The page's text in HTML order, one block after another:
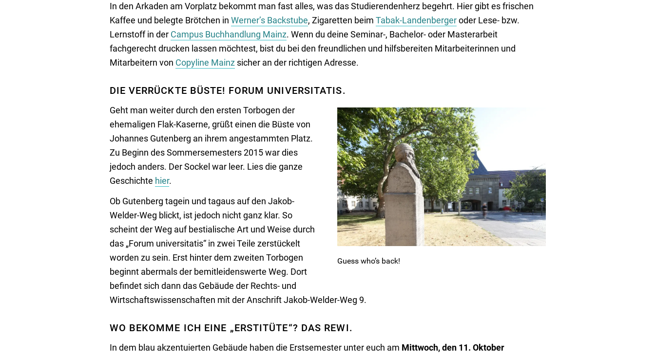
In den Arkaden am Vorplatz bekommt man fast alles, was das Studierendenherz begehrt. Hier gibt es frischen
Kaffee und belegte Brötchen in Werner’s Backstube, Zigaretten beim Tabak-Landenbergeroder Lese- bzw.
Lernstoff in der Campus Buchhandlung Mainz. Wenn du deine Seminar-, Bachelor- oder Masterarbeit
fachgerecht drucken lassen möchtest, bist du bei den freundlichen und hilfsbereiten Mitarbeiterinnen und
Mitarbeitern von Copyline Mainzsicher an der richtigen Adresse.
DIE VERRÜCKTE BÜSTE! FORUM UNIVERSITATIS.
Guess who’s back!
Geht man weiter durch den ersten Torbogen der
ehemaligen Flak-Kaserne, grüßt einen die Büste von
Johannes Gutenberg an ihrem angestammten Platz.
Zu Beginn des Sommersemesters 2015 war dies
jedoch anders. Der Sockel war leer. Lies die ganze
Geschichte hier.
Ob Gutenberg tagein und tagaus auf den Jakob-
Welder-Weg blickt, ist jedoch nicht ganz klar. So
scheint der Weg auf bestialische Art und Weise durch
das „Forum universitatis“ in zwei Teile zerstückelt
worden zu sein. Erst hinter dem zweiten Torbogen
beginnt abermals der bemitleidenswerte Weg. Dort
befindet sich dann das Gebäude der Rechts- und
Wirtschaftswissenschaften mit der Anschrift Jakob-Welder-Weg 9.
WO BEKOMME ICH EINE „ERSTITÜTE“? DAS REWI.
In dem blau akzentuierten Gebäude haben die Erstsemester unter euch am Mittwoch, den 11. Oktober